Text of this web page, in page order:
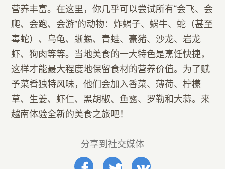
营养丰富。在这里，你几乎可以尝试所有“会飞、会
爬、会跑、会游”的动物：炸蝎子、蜗牛、蛇（甚至
毒蛇）、乌龟、蜥蜴、青蛙、豪猪、沙龙、岩龙
虾、狗肉等等。当地美食的一大特色是烹饪快捷，
这样才能最大程度地保留食材的营养价值。为了赋
予菜肴独特风味，他们会加入香菜、薄荷、柠檬
草、生姜、虾仁、黑胡椒、鱼露、罗勒和大蒜。来
越南体验全新的美食之旅吧！
分享到社交媒体